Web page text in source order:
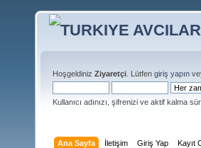
Hoşgeldiniz Ziyaretçi . Lütfen giriş yapın
Kullanıcı adınızı, şifrenizi ve aktif kalma
Ana Sayfa İletişim Giriş Yap Kayıt